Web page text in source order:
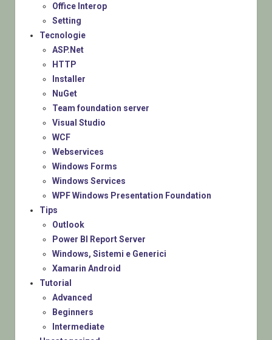
Office Interop
Setting
Tecnologie
ASP.Net
HTTP
Installer
NuGet
Team foundation server
Visual Studio
WCF
Webservices
Windows Forms
Windows Services
WPF Windows Presentation Foundation
Tips
Outlook
Power BI Report Server
Windows, Sistemi e Generici
Xamarin Android
Tutorial
Advanced
Beginners
Intermediate